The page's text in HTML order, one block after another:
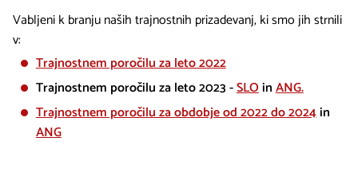
Vabljeni k branju naših trajnostnih prizadevanj, ki smo jih strnili
v:
Trajnostnem poročilu za leto 2022
Trajnostnem poročilu za leto 2023 -SLOinANG.
Trajnostnem poročilu za obdobje od 2022 do 2024in
ANG